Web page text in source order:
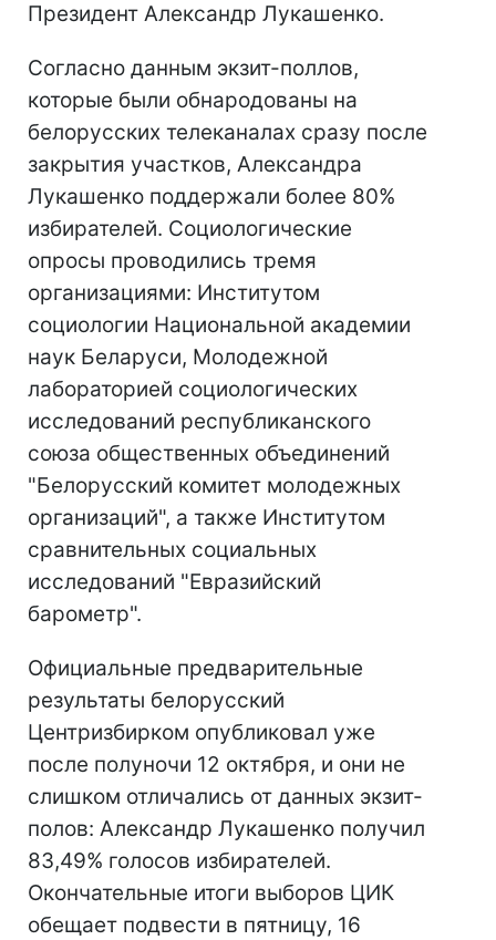
Президент Александр Лукашенко.
Согласно данным экзит-поллов,
которые были обнародованы на
белорусских телеканалах сразу после
закрытия участков, Александра
Лукашенко поддержали более 80%
избирателей. Социологические
опросы проводились тремя
организациями: Институтом
социологии Национальной академии
наук Беларуси, Молодежной
лабораторией социологических
исследований республиканского
союза общественных объединений
"Белорусский комитет молодежных
организаций", а также Институтом
сравнительных социальных
исследований "Евразийский
барометр".
Официальные предварительные
результаты белорусский
Центризбирком опубликовал уже
после полуночи 12 октября, и они не
слишком отличались от данных экзит-
полов: Александр Лукашенко получил
83,49% голосов избирателей.
Окончательные итоги выборов ЦИК
обещает подвести в пятницу, 16